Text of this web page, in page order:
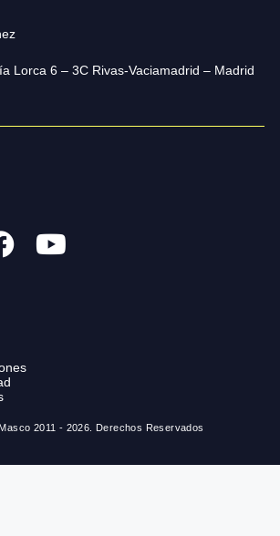
Lorca 6 – 3C Rivas-Vaciamadrid – Madrid
2011 - 2026. Derechos Reservados